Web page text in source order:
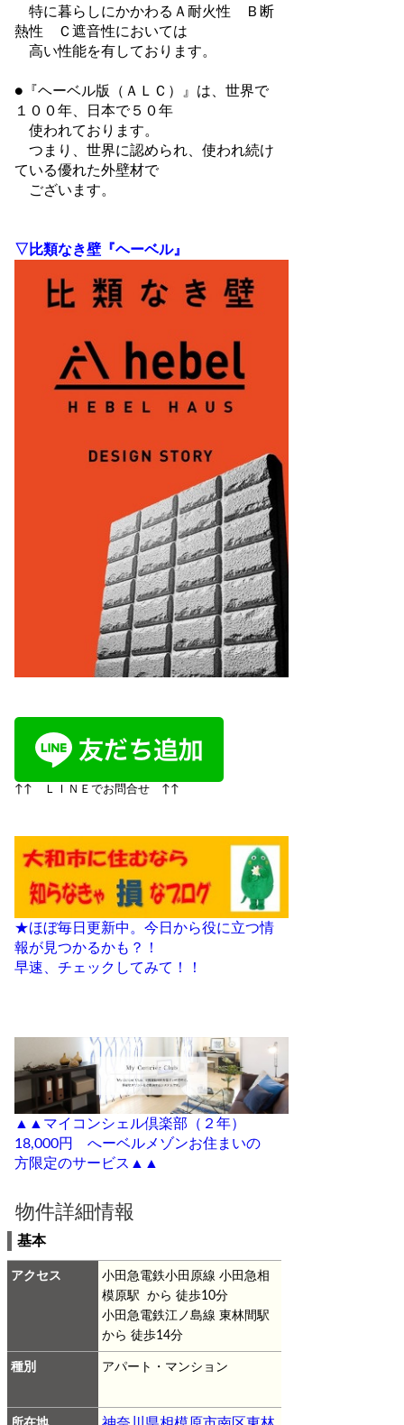
特に暮らしにかかわるＡ耐火性 Ｂ断
熱性 Ｃ遮音性においては
高い性能を有しております。
●『ヘーベル版（ＡＬＣ）』は、世界で
１００年、日本で５０年
使われております。
つまり、世界に認められ、使われ続け
ている優れた外壁材で
ございます。
▽比類なき壁『ヘーベル』
↑↑ ＬＩＮＥでお問合せ ↑↑
★ほぼ毎日更新中。今日から役に立つ情
報が見つかるかも？！
早速、チェックしてみて！！
▲▲マイコンシェル倶楽部（２年）
18,000円 へーベルメゾンお住まいの
方限定のサービス▲▲
物件詳細情報
基本
アクセス
小田急電鉄小田原線 小田急相
模原駅 から 徒歩10分
小田急電鉄江ノ島線 東林間駅
から 徒歩14分
種別 アパート・マンション